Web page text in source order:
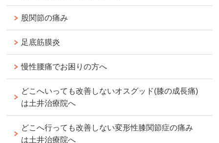
股関節の痛み
足底筋膜炎
慢性腰痛でお困りの方へ
どこへいっても改善しないオスグッド(膝の成長痛)
は土井治療院へ
どこへ行っても改善しない変形性膝関節症の痛み
は土井治療院へ